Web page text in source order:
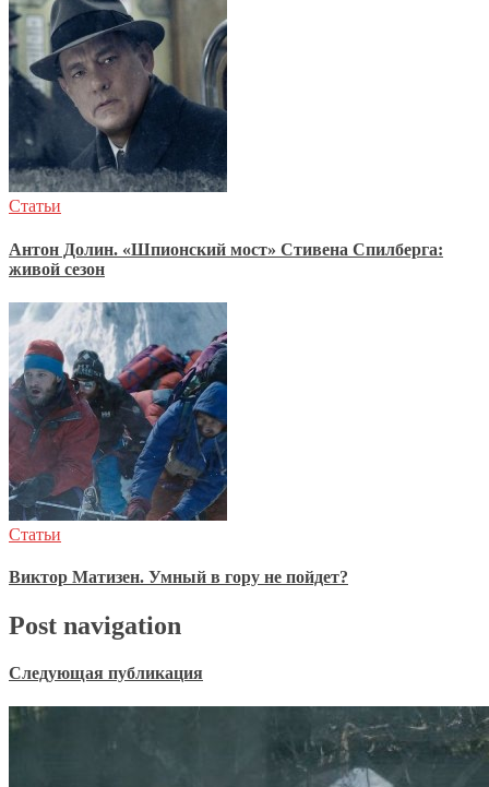
Статьи
Антон Долин. «Шпионский мост» Стивена Спилберга:
живой сезон
Статьи
Виктор Матизен. Умный в гору не пойдет?
Post navigation
Следующая публикация